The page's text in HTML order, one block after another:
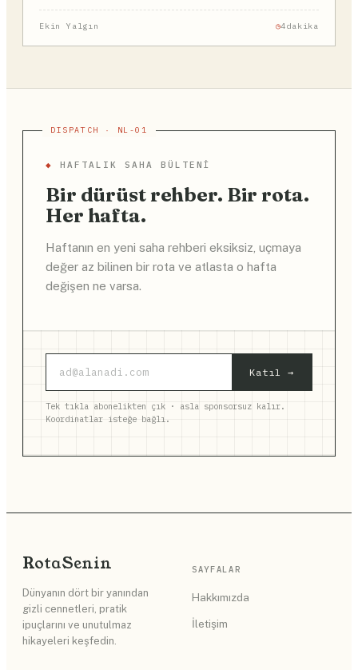
Ekin Yalgın 4dakika
◆ HAFTALIK SAHA BÜLTENI
Bir dürüst rehber. Bir rota.
Her hafta.
Haftanın en yeni saha rehberi eksiksiz, uçmaya
değer az bilinen bir rota ve atlasta o hafta
değişen ne varsa.
Katıl →
Tek tıkla abonelikten çık · asla sponsorsuz kalır.
Koordinatlar isteğe bağlı.
RotaSenin
Dünyanın dört bir yanından
gizli cennetleri, pratik
ipuçlarını ve unutulmaz
hikayeleri keşfedin.
SAYFALAR
Hakkımızda
İletişim